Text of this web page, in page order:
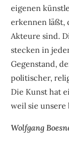
eigenen
erkennen läßt,
Akteure sind.
stecken in
Gegenstand,
politischer,
Die Kunst hat
weil sie unsere
Wolfgang